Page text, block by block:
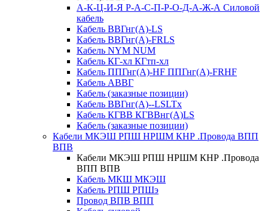
А-К-Ц-И-Я Р-А-С-П-Р-О-Д-А-Ж-А Силовой
кабель
Кабель ВВГнг(А)-LS
Кабель ВВГнг(А)-FRLS
Кабель NYM NUM
Кабель КГ-хл КГтп-хл
Кабель ППГнг(А)-HF ППГнг(А)-FRHF
Кабель АВВГ
Кабель (заказные позиции)
Кабель ВВГнг(А)--LSLTx
Кабель КГВВ КГВВнг(А)LS
Кабель (заказные позиции)
Кабели МКЭШ РПШ НРШМ КНР .Провода ВПП
ВПВ
Кабели МКЭШ РПШ НРШМ КНР .Провода
ВПП ВПВ
Кабель МКШ МКЭШ
Кабель РПШ РПШэ
Провод ВПВ ВПП